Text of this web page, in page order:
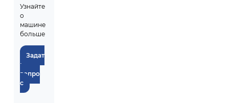
Узнайте
о
машине
больше
Задат
ь
вопро
с